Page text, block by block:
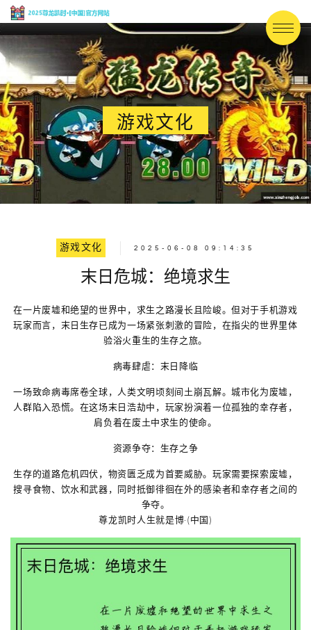
游戏文化
游戏文化 2025-06-08 09:14:35
末日危城：绝境求生
在一片废墟和绝望的世界中，求生之路漫长且险峻。但对于手机游戏
玩家而言，末日生存已成为一场紧张刺激的冒险，在指尖的世界里体
验浴火重生的生存之旅。
病毒肆虐：末日降临
一场致命病毒席卷全球，人类文明顷刻间土崩瓦解。城市化为废墟，
人群陷入恐慌。在这场末日浩劫中，玩家扮演着一位孤独的幸存者，
肩负着在废土中求生的使命。
资源争夺：生存之争
生存的道路危机四伏，物资匮乏成为首要威胁。玩家需要探索废墟，
搜寻食物、饮水和武器，同时抵御徘徊在外的感染者和幸存者之间的
争夺。
尊龙凯时人生就是博·(中国)